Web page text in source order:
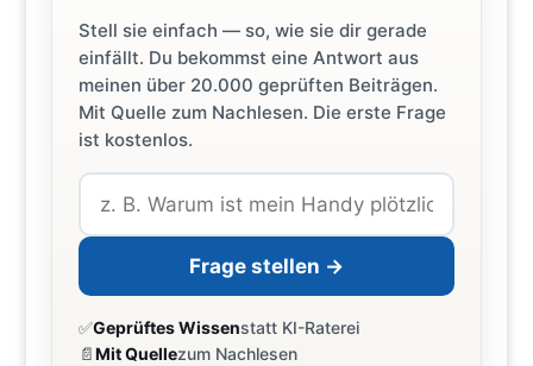
Stell sie einfach — so, wie sie dir gerade
einfällt. Du bekommst eine Antwort aus
meinen über 20.000 geprüften Beiträgen.
Mit Quelle zum Nachlesen. Die erste Frage
ist kostenlos.
Frage stellen →
✅Geprüftes Wissenstatt KI-Raterei
📄Mit Quellezum Nachlesen